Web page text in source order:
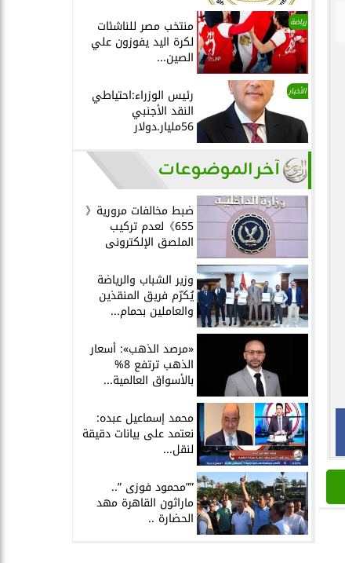
رياضة منتخب مصر للناشئات
لكرة اليد يفوزون علي
الصين...
الأخبار رئيس الوزراء:احتياطي
النقد الأجنبي
56مليار.دولار
آخر الموضوعات
ضبط مخالفات مرورية《
655》لعدم تركيب
الملصق الإلكترونى
وزير الشباب والرياضة
يُكرّم فريق المنقذين
والعاملين بحمام...
«مرصد الذهب»: أسعار
الذهب ترتفع 8%
بالأسواق العالمية...
محمد إسماعيل عبده:
نعتمد على بيانات دقيقة
لنقل...
””محمود فوزى ”..
ماراثون القاهرة مهد
الحضارة ..